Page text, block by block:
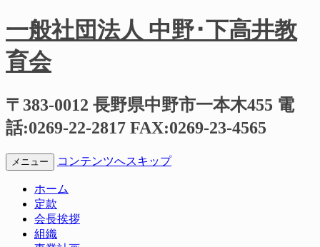
一般社団法人 中野･下高井教
育会
〒383-0012 長野県中野市一本木455 電
話:0269-22-2817 FAX:0269-23-4565
メニュー コンテンツへスキップ
ホーム
定款
会長挨拶
組織